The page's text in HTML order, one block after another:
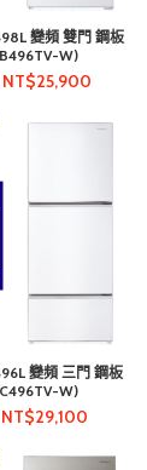
變頻 雙門 鋼板
W)
NT$25,900
變頻 三門 鋼板
W)
NT$29,100